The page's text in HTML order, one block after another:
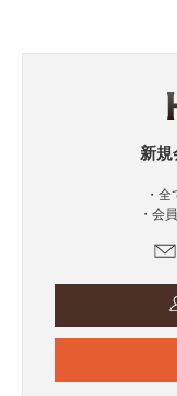
新
・
・会